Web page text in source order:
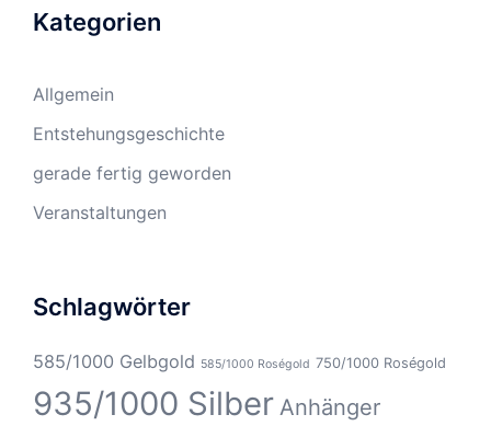
Kategorien
Allgemein
Entstehungsgeschichte
gerade fertig geworden
Veranstaltungen
Schlagwörter
585/1000 Gelbgold 585/1000 Roségold 750/1000 Roségold
935/1000 Silber Anhänger